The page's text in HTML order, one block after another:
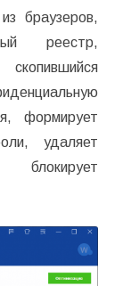
браузеров,
реестр,
формирует
удаляет